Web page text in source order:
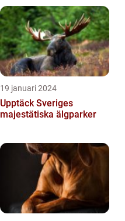
19 januari 2024
Upptäck Sveriges
majestätiska älgparker